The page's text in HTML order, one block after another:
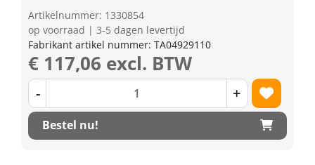
Artikelnummer: 1330854
op voorraad | 3-5 dagen levertijd
Fabrikant artikel nummer: TA04929110
€ 117,06 excl. BTW
- +
Bestel nu!